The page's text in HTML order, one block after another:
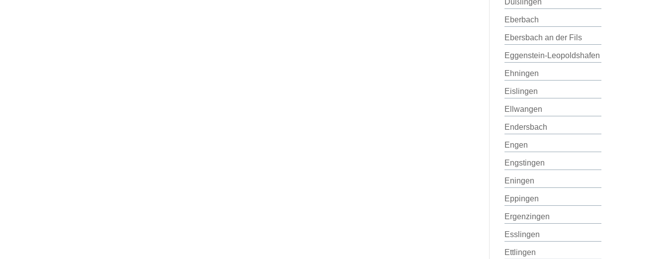
Dußlingen
Eberbach
Ebersbach an der Fils
Eggenstein-Leopoldshafen
Ehningen
Eislingen
Ellwangen
Endersbach
Engen
Engstingen
Eningen
Eppingen
Ergenzingen
Esslingen
Ettlingen